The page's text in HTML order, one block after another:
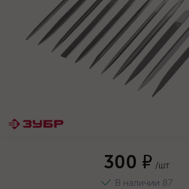
300 ₽ /шт
В наличии 87